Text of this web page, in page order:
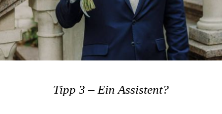
Tipp 3 – Ein Assistent?